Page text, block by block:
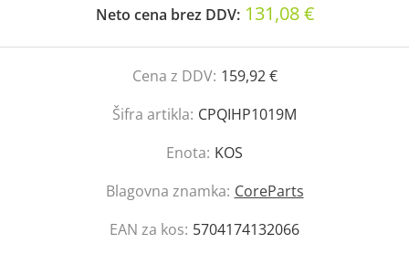
Neto cena brez DDV: 131,08 €
Cena z DDV: 159,92 €
Šifra artikla: CPQIHP1019M
Enota: KOS
Blagovna znamka: CoreParts
EAN za kos: 5704174132066